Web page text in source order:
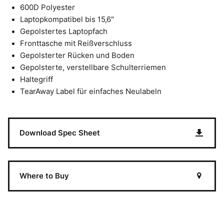
600D Polyester
Laptopkompatibel bis 15,6"
Gepolstertes Laptopfach
Fronttasche mit Reißverschluss
Gepolsterter Rücken und Boden
Gepolsterte, verstellbare Schulterriemen
Haltegriff
TearAway Label für einfaches Neulabeln
Download Spec Sheet
Where to Buy